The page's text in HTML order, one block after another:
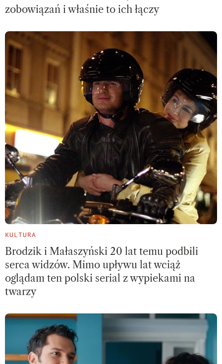
zobowiązań i właśnie to ich łączy
KULTURA
Brodzik i Małaszyński 20 lat temu podbili
serca widzów. Mimo upływu lat wciąż
oglądam ten polski serial z wypiekami na
twarzy